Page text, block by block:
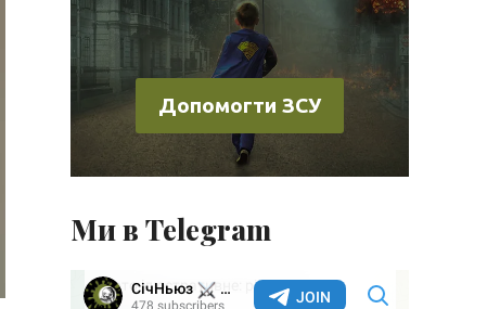
Допомогти ЗСУ
Ми в Telegram